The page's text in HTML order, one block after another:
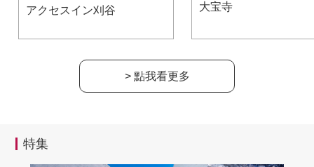
アクセスイン刈谷 大宝寺
> 點我看更多
特集